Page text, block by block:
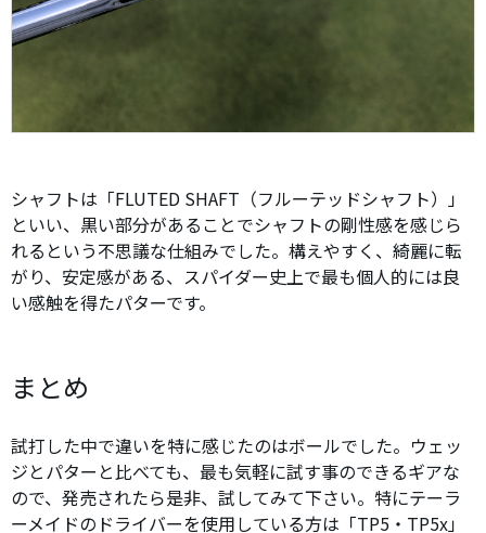
シャフトは「FLUTED SHAFT（フルーテッドシャフト）」
といい、黒い部分があることでシャフトの剛性感を感じら
れるという不思議な仕組みでした。構えやすく、綺麗に転
がり、安定感がある、スパイダー史上で最も個人的には良
い感触を得たパターです。
まとめ
試打した中で違いを特に感じたのはボールでした。ウェッ
ジとパターと比べても、最も気軽に試す事のできるギアな
ので、発売されたら是非、試してみて下さい。特にテーラ
ーメイドのドライバーを使用している方は「TP5・TP5x」